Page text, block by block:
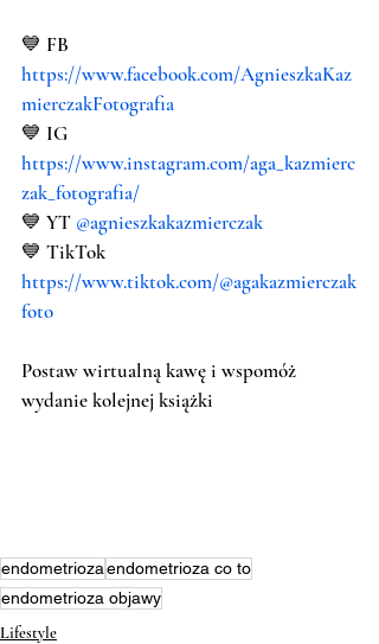
💙 FB
https://www.facebook.com/AgnieszkaKaz
mierczakFotografia
💙 IG
https://www.instagram.com/aga_kazmierc
zak_fotografia/
💙 YT @agnieszkakazmierczak
💙 TikTok
https://www.tiktok.com/@agakazmierczak
foto
Postaw wirtualną kawę i wspomóż
wydanie kolejnej książki
endometriozaendometrioza co to
endometrioza objawy
Lifestyle